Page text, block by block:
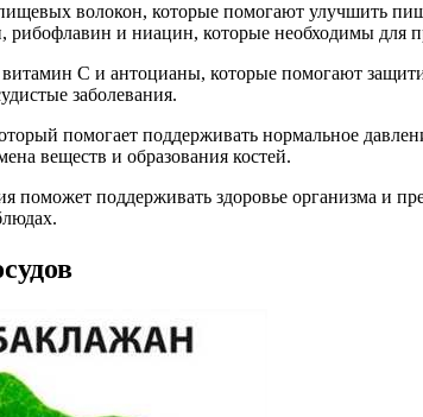
волокон, которые помогают улучшить
и ниацин, которые необходимы для
С и антоцианы, которые помогают
заболевания.
помогает поддерживать нормальное
веществ и образования костей.
поможет поддерживать здоровье организма и